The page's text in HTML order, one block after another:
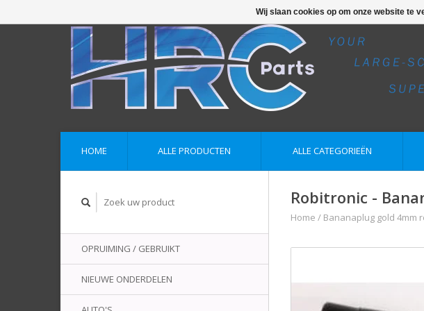
HOME ALLE PRODUCTEN ALLE CATEGORIEËN
OPRUIMING / GEBRUIKT
NIEUWE ONDERDELEN
Robitronic -
Home / Bananaplug gold 4mm
Wij slaan cookies op om onze website te